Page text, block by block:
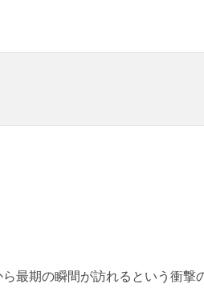
最期の瞬間が訪れるという衝撃